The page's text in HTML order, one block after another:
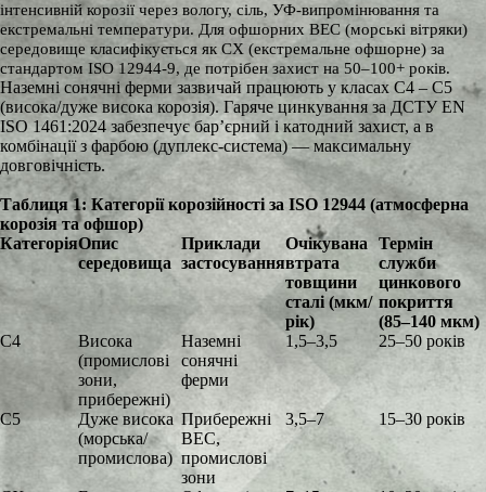
інтенсивній корозії через вологу, сіль, УФ-випромінювання та
екстремальні температури. Для офшорних ВЕС (морські вітряки)
середовище класифікується як CX (екстремальне офшорне) за
стандартом ISO 12944-9, де потрібен захист на 50–100+ років.
Наземні сонячні ферми зазвичай працюють у класах C4 – C5
(висока/дуже висока корозія). Гаряче цинкування за ДСТУ EN
ISO 1461:2024 забезпечує бар’єрний і катодний захист, а в
комбінації з фарбою (дуплекс-система) — максимальну
довговічність.
Таблиця 1: Категорії корозійності за ISO 12944 (атмосферна
корозія та офшор)
КатегоріяОпис
середовища
Приклади
застосування
Очікувана
втрата
товщини
сталі (мкм/
рік)
Термін
служби
цинкового
покриття
(85–140 мкм)
C4
Висока
(промислові
зони,
прибережні)
Наземні
сонячні
ферми
1,5–3,5 25–50 років
C5
Дуже висока
(морська/
промислова)
Прибережні
ВЕС,
промислові
зони
3,5–7 15–30 років